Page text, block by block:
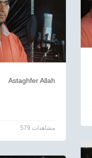
Astaghfer Allah
579 مشاهدات